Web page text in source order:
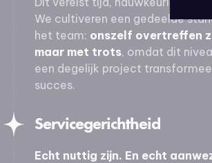
We cultiveren een gedeelde
het team: onszelf overtreffen
maar met trots, omdat dit
een degelijk project
succes.
Servicegerichtheid
Echt nuttig zijn. En echt